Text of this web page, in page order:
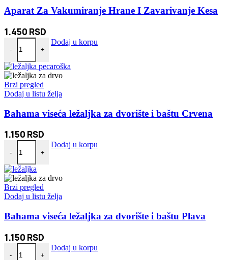
Aparat Za Vakumiranje Hrane I Zavarivanje Kesa
1.450 RSD
-
Aparat Za Vakumiranje Hrane I Zavarivanje Kesa količina
+
Dodaj u korpu
Brzi pregled
Dodaj u listu želja
Bahama viseća ležaljka za dvorište i baštu Crvena
1.150 RSD
-
Bahama viseća ležaljka za dvorište i baštu Crvena količina
+
Dodaj u korpu
Brzi pregled
Dodaj u listu želja
Bahama viseća ležaljka za dvorište i baštu Plava
1.150 RSD
-
Bahama viseća ležaljka za dvorište i baštu Plava količina
+
Dodaj u korpu